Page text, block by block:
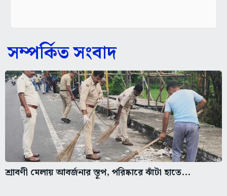
সম্পর্কিত সংবাদ
শ্রাবণী মেলায় আবর্জনার স্তূপ, পরিষ্কারে ঝাঁটা হাতে...